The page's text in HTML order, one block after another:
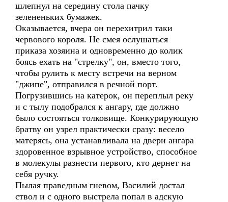
шлепнул на середину стола пачку
зелененьких бумажек.
Оказывается, вчера он перехитрил таки
червового короля. Не смея ослушаться
приказа хозяина и одновременно до колик
боясь ехать на "стрелку", он, вместо того,
чтобы рулить к месту встречи на верном
"джипе", отправился в речной порт.
Погрузившись на катерок, он переплыл реку
и с тылу подобрался к ангару, где должно
было состояться толковище. Конкурирующую
братву он узрел практически сразу: весело
матерясь, она устанавливала на двери ангара
здоровенное взрывное устройство, способное
в молекулы разнести первого, кто дернет на
себя ручку.
Пылая праведным гневом, Василий достал
ствол и с одного выстрела попал в адскую